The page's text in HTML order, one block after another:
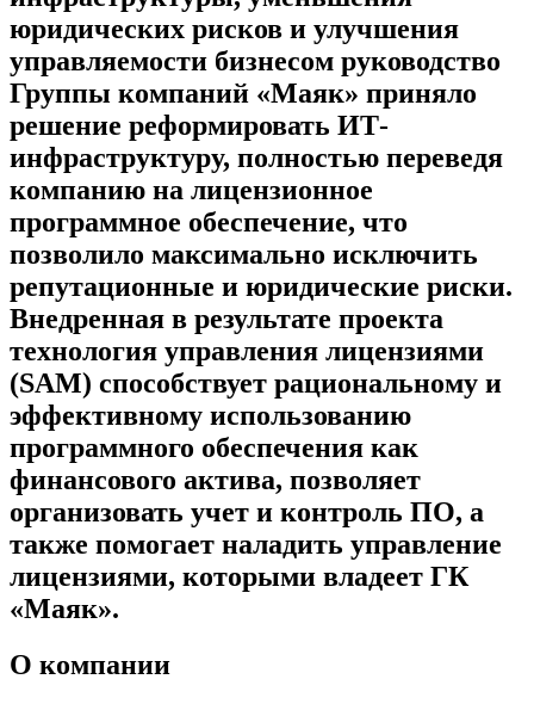
юридических рисков и улучшения
управляемости бизнесом руководство
Группы компаний «Маяк» приняло
решение реформировать ИТ-
инфраструктуру, полностью переведя
компанию на лицензионное
программное обеспечение, что
позволило максимально исключить
репутационные и юридические риски.
Внедренная в результате проекта
технология управления лицензиями
(SAM) способствует рациональному и
эффективному использованию
программного обеспечения как
финансового актива, позволяет
организовать учет и контроль ПО, а
также помогает наладить управление
лицензиями, которыми владеет ГК
«Маяк».
О компании